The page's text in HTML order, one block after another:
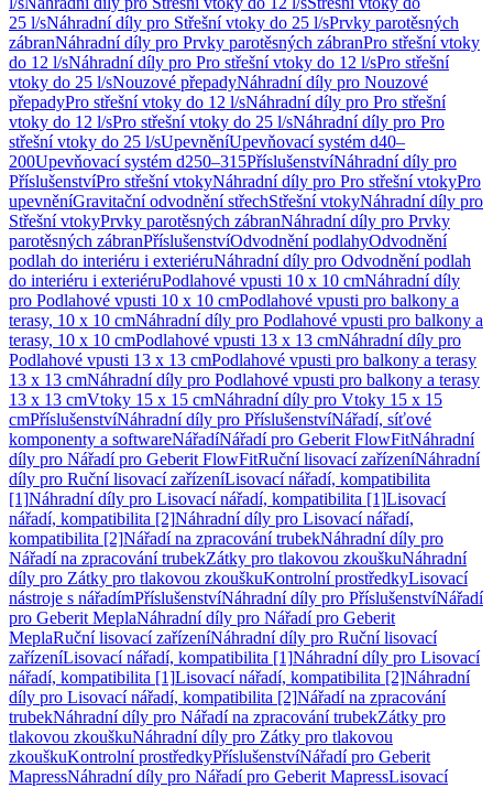
25 l/sNáhradní díly pro Střešní vtoky do 25 l/sPrvky parotěsných
zábranNáhradní díly pro Prvky parotěsných zábranPro střešní vtoky
do 12 l/sNáhradní díly pro Pro střešní vtoky do 12 l/sPro střešní
vtoky do 25 l/sNouzové přepadyNáhradní díly pro Nouzové
přepadyPro střešní vtoky do 12 l/sNáhradní díly pro Pro střešní
vtoky do 12 l/sPro střešní vtoky do 25 l/sNáhradní díly pro Pro
střešní vtoky do 25 l/sUpevněníUpevňovací systém d40–
200Upevňovací systém d250–315PříslušenstvíNáhradní díly pro
PříslušenstvíPro střešní vtokyNáhradní díly pro Pro střešní vtokyPro
upevněníGravitační odvodnění střechStřešní vtokyNáhradní díly pro
Střešní vtokyPrvky parotěsných zábranNáhradní díly pro Prvky
parotěsných zábranPříslušenstvíOdvodnění podlahyOdvodnění
podlah do interiéru i exteriéruNáhradní díly pro Odvodnění podlah
do interiéru i exteriéruPodlahové vpusti 10 x 10 cmNáhradní díly
pro Podlahové vpusti 10 x 10 cmPodlahové vpusti pro balkony a
terasy, 10 x 10 cmNáhradní díly pro Podlahové vpusti pro balkony a
terasy, 10 x 10 cmPodlahové vpusti 13 x 13 cmNáhradní díly pro
Podlahové vpusti 13 x 13 cmPodlahové vpusti pro balkony a terasy
13 x 13 cmNáhradní díly pro Podlahové vpusti pro balkony a terasy
13 x 13 cmVtoky 15 x 15 cmNáhradní díly pro Vtoky 15 x 15
cmPříslušenstvíNáhradní díly pro PříslušenstvíNářadí, síťové
komponenty a softwareNářadíNářadí pro Geberit FlowFitNáhradní
díly pro Nářadí pro Geberit FlowFitRuční lisovací zařízeníNáhradní
díly pro Ruční lisovací zařízeníLisovací nářadí, kompatibilita
[1]Náhradní díly pro Lisovací nářadí, kompatibilita [1]Lisovací
nářadí, kompatibilita [2]Náhradní díly pro Lisovací nářadí,
kompatibilita [2]Nářadí na zpracování trubekNáhradní díly pro
Nářadí na zpracování trubekZátky pro tlakovou zkouškuNáhradní
díly pro Zátky pro tlakovou zkouškuKontrolní prostředkyLisovací
nástroje s nářadímPříslušenstvíNáhradní díly pro PříslušenstvíNářadí
pro Geberit MeplaNáhradní díly pro Nářadí pro Geberit
MeplaRuční lisovací zařízeníNáhradní díly pro Ruční lisovací
zařízeníLisovací nářadí, kompatibilita [1]Náhradní díly pro Lisovací
nářadí, kompatibilita [1]Lisovací nářadí, kompatibilita [2]Náhradní
díly pro Lisovací nářadí, kompatibilita [2]Nářadí na zpracování
trubekNáhradní díly pro Nářadí na zpracování trubekZátky pro
tlakovou zkouškuNáhradní díly pro Zátky pro tlakovou
zkouškuKontrolní prostředkyPříslušenstvíNářadí pro Geberit
MapressNáhradní díly pro Nářadí pro Geberit MapressLisovací